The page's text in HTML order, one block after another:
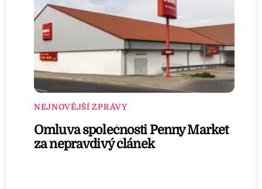
NEJNOVĚJŠÍ ZPRÁVY
Omluva společnosti Penny Market
za nepravdivý článek